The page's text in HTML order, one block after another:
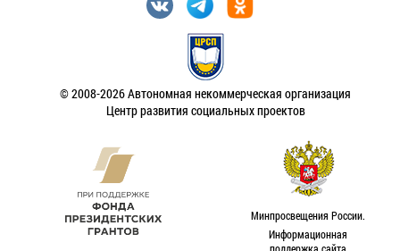
© 2008-2026 Автономная некоммерческая организация
Центр развития социальных проектов
Минпросвещения России.
Информационная
поддержка сайта